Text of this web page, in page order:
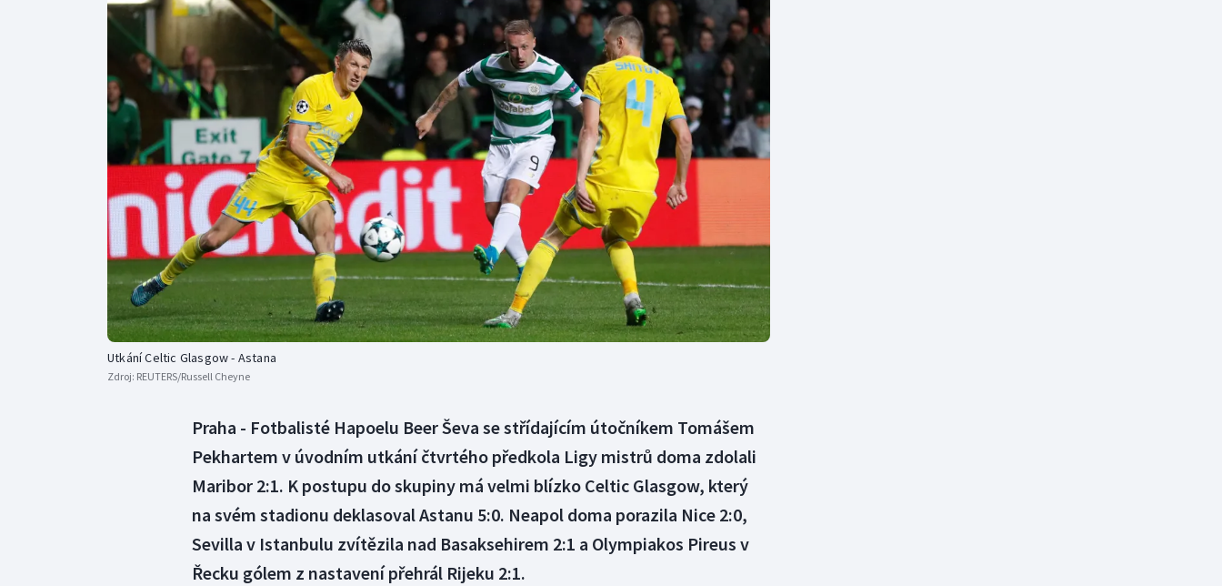
Curling
Dostihy
Florbal
Futsal
Golf
Gymnastika
Moderní pětiboj
Motorsport
Olympijské hry
Parasport
Plavání
Plážový volejbal
Triatlon
Veslování
Vodní slalom
Volejbal
Ostatní
Utkání Celtic Glasgow - Astana
Zdroj: REUTERS/Russell Cheyne
Praha - Fotbalisté Hapoelu Beer Ševa se střídajícím útočníkem Tomášem
Pekhartem v úvodním utkání čtvrtého předkola Ligy mistrů doma zdolali
Maribor 2:1. K postupu do skupiny má velmi blízko Celtic Glasgow, který
na svém stadionu deklasoval Astanu 5:0. Neapol doma porazila Nice 2:0,
Sevilla v Istanbulu zvítězila nad Basaksehirem 2:1 a Olympiakos Pireus v
Řecku gólem z nastavení přehrál Rijeku 2:1.